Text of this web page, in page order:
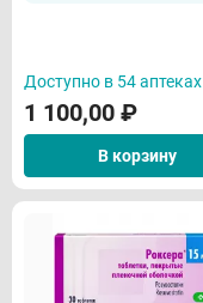
Доступно в 54 аптеках
1 100,00 ₽
В корзину